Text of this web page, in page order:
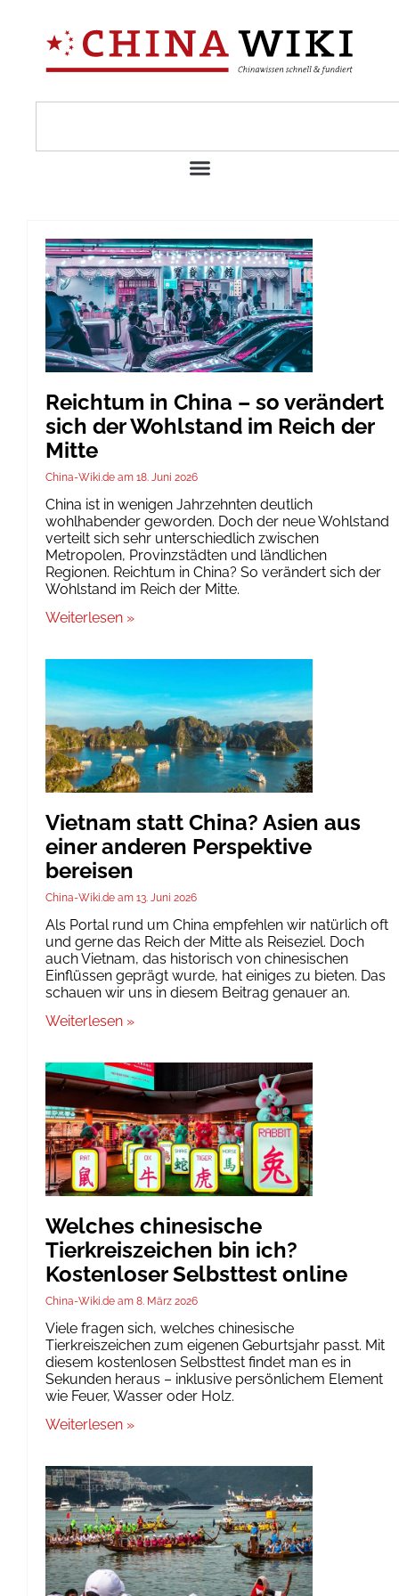
Reichtum in China – so verändert
sich der Wohlstand im Reich der
Mitte
China-Wiki.de 18. Juni 2026
China ist in wenigen Jahrzehnten deutlich
wohlhabender geworden. Doch der neue Wohlstand
verteilt sich sehr unterschiedlich zwischen
Metropolen, Provinzstädten und ländlichen
Regionen. Reichtum in China? So verändert sich der
Wohlstand im Reich der Mitte.
Weiterlesen »
Vietnam statt China? Asien aus
einer anderen Perspektive
bereisen
China-Wiki.de 13. Juni 2026
Als Portal rund um China empfehlen wir natürlich oft
und gerne das Reich der Mitte als Reiseziel. Doch
auch Vietnam, das historisch von chinesischen
Einflüssen geprägt wurde, hat einiges zu bieten. Das
schauen wir uns in diesem Beitrag genauer an.
Weiterlesen »
Welches chinesische
Tierkreiszeichen bin ich?
Kostenloser Selbsttest online
China-Wiki.de 8. März 2026
Viele fragen sich, welches chinesische
Tierkreiszeichen zum eigenen Geburtsjahr passt. Mit
diesem kostenlosen Selbsttest findet man es in
Sekunden heraus – inklusive persönlichem Element
wie Feuer, Wasser oder Holz.
Weiterlesen »